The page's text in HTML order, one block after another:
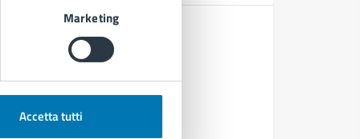
Marketing
Accetta tutti